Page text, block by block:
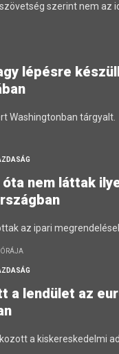
szerint nem az
lépésre
Washingtonban tárgyalt.
óta nem láttak
az ipari
a lendület az
a kiskereskedelmi